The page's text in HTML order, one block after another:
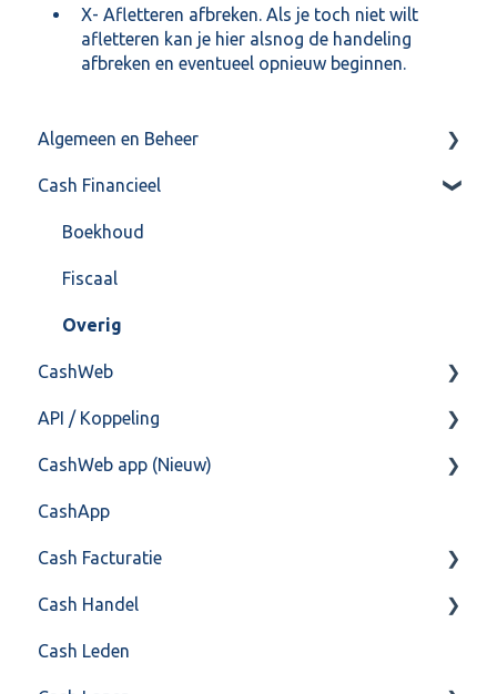
X- Afletteren afbreken. Als je toch niet wilt
afletteren kan je hier alsnog de handeling
afbreken en eventueel opnieuw beginnen.
Algemeen en Beheer
Bank(koppeling)
Import/Export
Postbus
Training & Consultancy
Overig
Cash Financieel
Boekhoud
Fiscaal
Overig
CashWeb
CashHero Layout
Mailen vanuit CASHWeb
Algemeen gebruik
API / Koppeling
Algemeen
Api 3.0 (SOAP API)
API 4.0 (REST API)
CashWeb app (Nieuw)
Veel gestelde vragen
CashApp
Cash Facturatie
Factureren
Instellingen
Cash Handel
Inkoop
Cash Leden